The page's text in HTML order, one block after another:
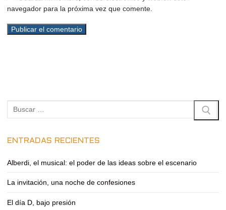
navegador para la próxima vez que comente.
Buscar:
ENTRADAS RECIENTES
Alberdi, el musical: el poder de las ideas sobre el escenario
La invitación, una noche de confesiones
El día D, bajo presión